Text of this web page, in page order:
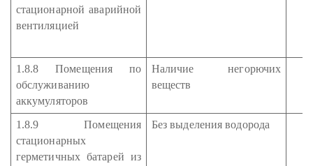
стационарной аварийной
вентиляцией
1.8.8 Помещения по
обслуживанию
аккумуляторов
Наличие негорючих
веществ
1.8.9 Помещения
стационарных
герметичных батарей из
Без выделения водорода